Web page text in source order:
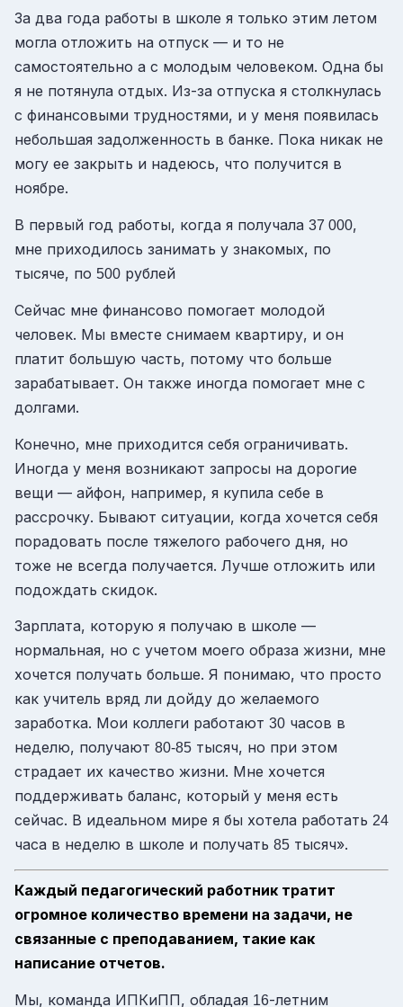
За два года работы в школе я только этим летом
могла отложить на отпуск — и то не
самостоятельно а с молодым человеком. Одна бы
я не потянула отдых. Из-за отпуска я столкнулась
с финансовыми трудностями, и у меня появилась
небольшая задолженность в банке. Пока никак не
могу ее закрыть и надеюсь, что получится в
ноябре.
В первый год работы, когда я получала 37 000,
мне приходилось занимать у знакомых, по
тысяче, по 500 рублей
Сейчас мне финансово помогает молодой
человек. Мы вместе снимаем квартиру, и он
платит большую часть, потому что больше
зарабатывает. Он также иногда помогает мне с
долгами.
Конечно, мне приходится себя ограничивать.
Иногда у меня возникают запросы на дорогие
вещи — айфон, например, я купила себе в
рассрочку. Бывают ситуации, когда хочется себя
порадовать после тяжелого рабочего дня, но
тоже не всегда получается. Лучше отложить или
подождать скидок.
Зарплата, которую я получаю в школе —
нормальная, но с учетом моего образа жизни, мне
хочется получать больше. Я понимаю, что просто
как учитель вряд ли дойду до желаемого
заработка. Мои коллеги работают 30 часов в
неделю, получают 80-85 тысяч, но при этом
страдает их качество жизни. Мне хочется
поддерживать баланс, который у меня есть
сейчас. В идеальном мире я бы хотела работать 24
часа в неделю в школе и получать 85 тысяч».
Каждый педагогический работник тратит
огромное количество времени на задачи, не
связанные с преподаванием, такие как
написание отчетов.
Мы, команда ИПКиПП, обладая 16-летним